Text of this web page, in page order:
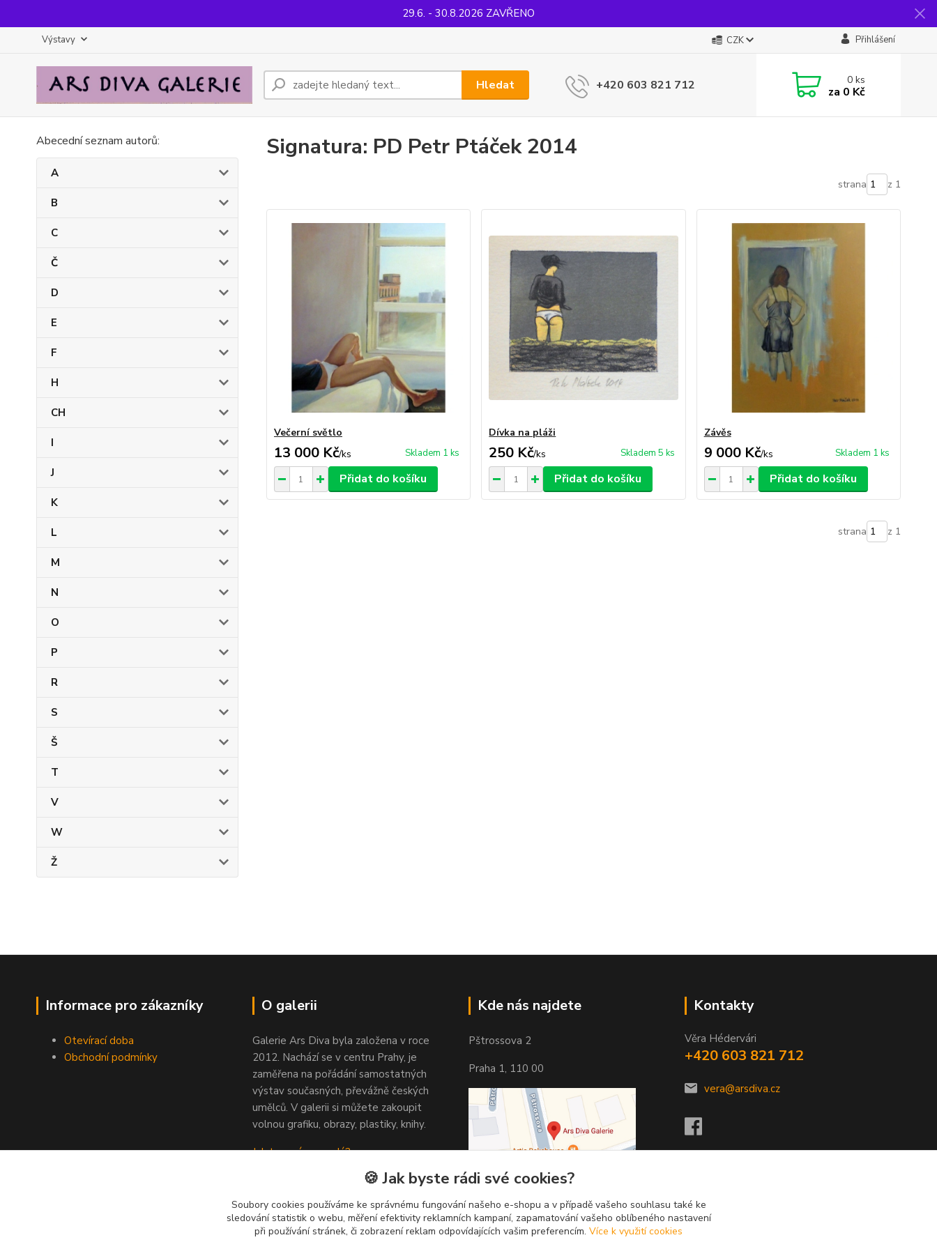
29.6. - 30.8.2026 ZAVŘENO
Výstavy CZK Přihlášení
Hledat +420 603 821 712 0ks
za 0 Kč
Abecední seznam autorů:
A
B
C
Č
D
E
F
H
CH
I
J
K
L
M
N
O
P
R
S
Š
T
V
W
Ž
Signatura: PD Petr Ptáček 2014
strana z 1
Večerní světlo
13 000 Kč/ks Skladem 1 ks
Přidat do košíku
Dívka na pláži
250 Kč/ks Skladem 5 ks
Přidat do košíku
Závěs
9 000 Kč/ks Skladem 1 ks
Přidat do košíku
strana z 1
Informace pro zákazníky
Otevírací doba
Obchodní podmínky
O galerii
Galerie Ars Diva byla založena v roce
2012. Nachází se v centru Prahy, je
zaměřena na pořádání samostatných
výstav současných, převážně českých
umělců. V galerii si můžete zakoupit
volnou grafiku, obrazy, plastiky, knihy.
Jak to u nás vypadá?
Kde nás najdete
Pštrossova 2
Praha 1, 110 00
Kontakty
Věra Hédervári
+420 603 821 712
vera@arsdiva.cz
🍪 Jak byste rádi své cookies?
Soubory cookies používáme ke správnému fungování našeho e-shopu a v případě vašeho souhlasu také ke
sledování statistik o webu, měření efektivity reklamních kampaní, zapamatování vašeho oblíbeného nastavení
při používání stránek, či zobrazení reklam odpovídajících vašim preferencím. Více k využití cookies